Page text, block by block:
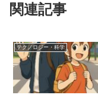
関連記事
テクノロジー・科学